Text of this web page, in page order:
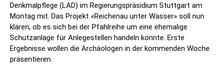
Denkmalpflege (LAD) im Regierungspräsidium Stuttgart am
Montag mit. Das Projekt «Reichenau unter Wasser» soll nun
klären, ob es sich bei der Pfahlreihe um eine ehemalige
Schutzanlage für Anlegestellen handeln könnte. Erste
Ergebnisse wollen die Archäologen in der kommenden Woche
präsentieren.